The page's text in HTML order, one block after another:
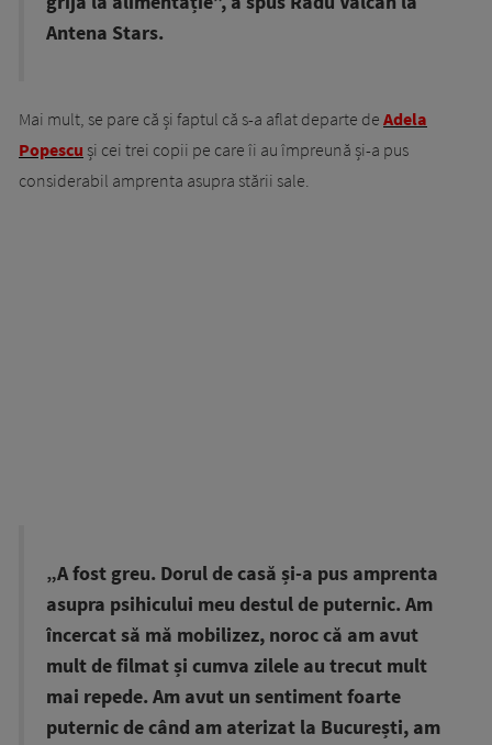
Antena Stars.
Mai mult, se pare că și faptul că s-a aflat departe de Adela
Popescu și cei trei copii pe care îi au împreună și-a pus
considerabil amprenta asupra stării sale.
„A fost greu. Dorul de casă și-a pus amprenta
asupra psihicului meu destul de puternic. Am
încercat să mă mobilizez, noroc că am avut
mult de filmat și cumva zilele au trecut mult
mai repede. Am avut un sentiment foarte
puternic de când am aterizat la București, am